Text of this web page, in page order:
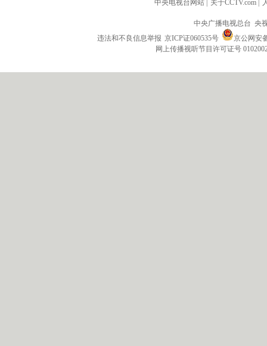
中央电视台网站 关于CCTV.com
中央广播电视总台 央
违法和不良信息举报 京ICP证060535号
京公网安
网上传播视听节目许可证号